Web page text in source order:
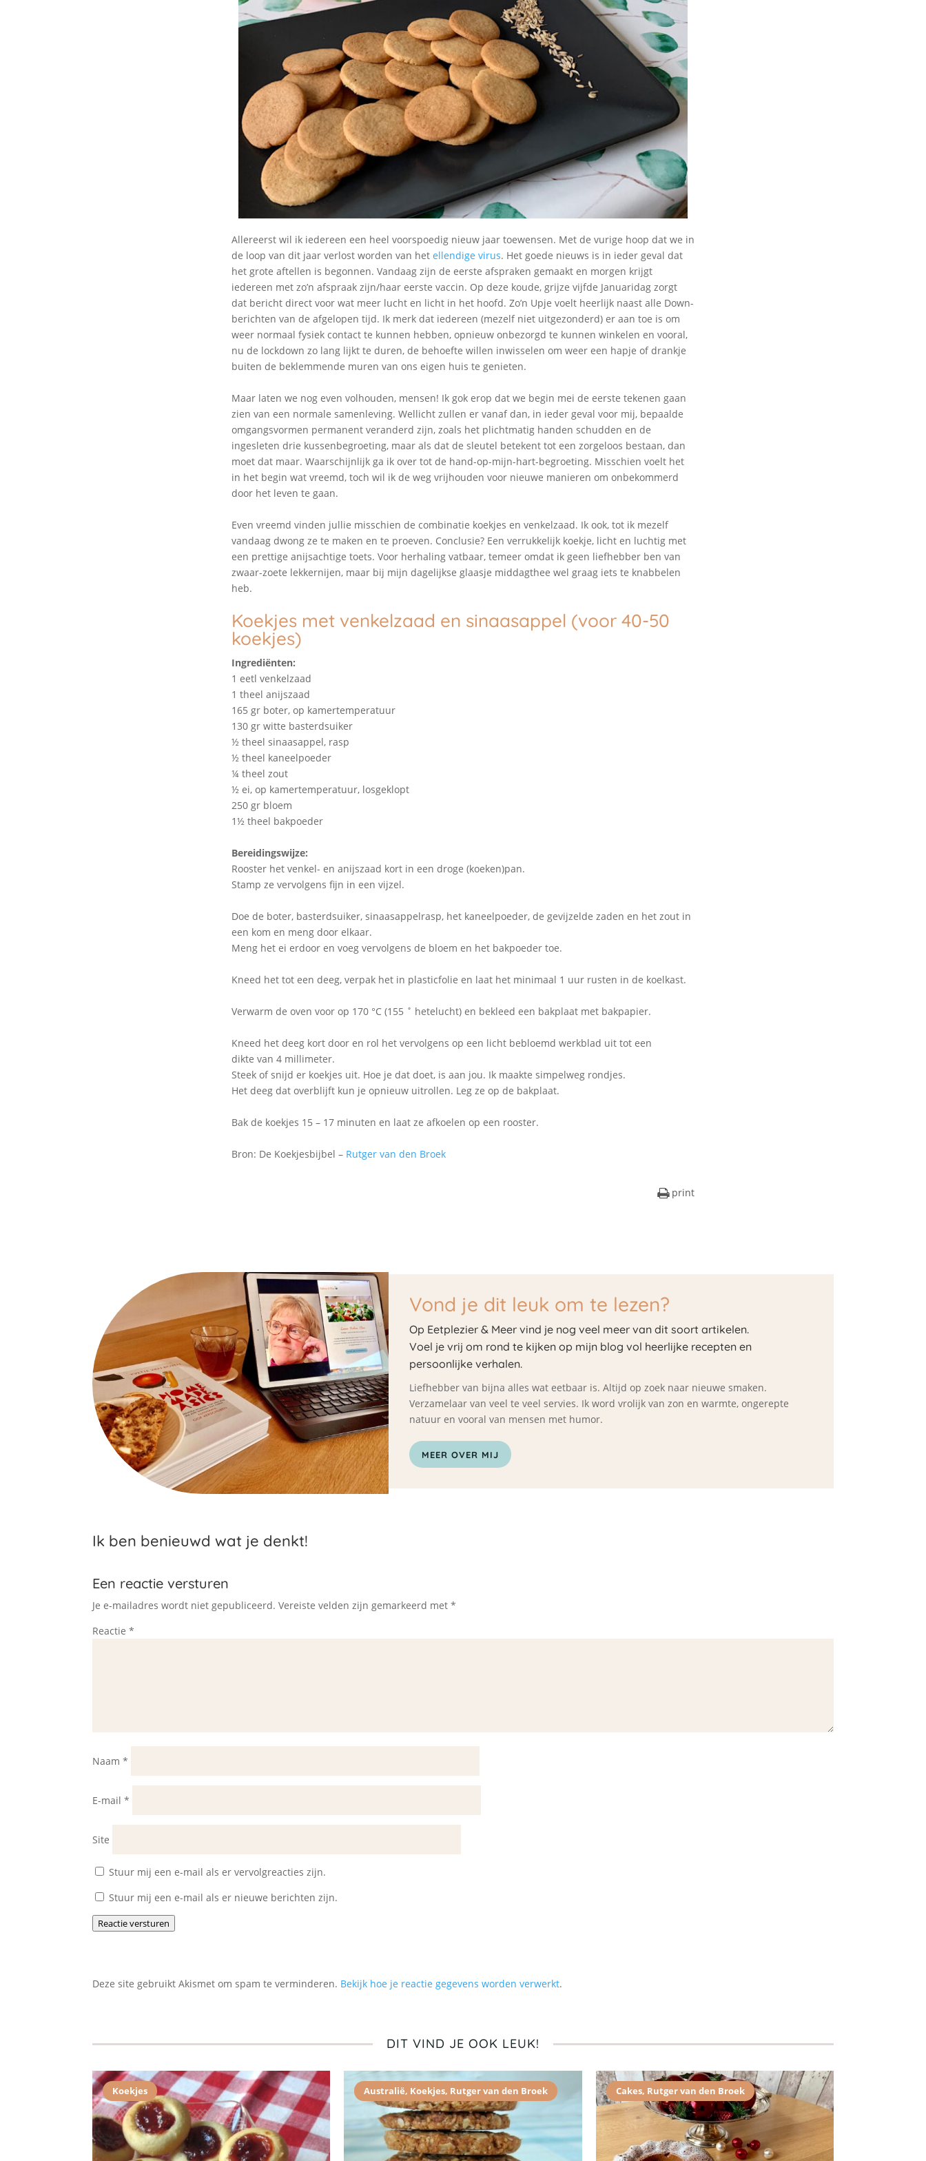
Allereerst wil ik iedereen een heel voorspoedig nieuw jaar toewensen. Met de vurige hoop dat we in
de loop van dit jaar verlost worden van het ellendige virus. Het goede nieuws is in ieder geval dat
het grote aftellen is begonnen. Vandaag zijn de eerste afspraken gemaakt en morgen krijgt
iedereen met zo’n afspraak zijn/haar eerste vaccin. Op deze koude, grijze vijfde Januaridag zorgt
dat bericht direct voor wat meer lucht en licht in het hoofd. Zo’n Upje voelt heerlijk naast alle Down-
berichten van de afgelopen tijd. Ik merk dat iedereen (mezelf niet uitgezonderd) er aan toe is om
weer normaal fysiek contact te kunnen hebben, opnieuw onbezorgd te kunnen winkelen en vooral,
nu de lockdown zo lang lijkt te duren, de behoefte willen inwisselen om weer een hapje of drankje
buiten de beklemmende muren van ons eigen huis te genieten.
Maar laten we nog even volhouden, mensen! Ik gok erop dat we begin mei de eerste tekenen gaan
zien van een normale samenleving. Wellicht zullen er vanaf dan, in ieder geval voor mij, bepaalde
omgangsvormen permanent veranderd zijn, zoals het plichtmatig handen schudden en de
ingesleten drie kussenbegroeting, maar als dat de sleutel betekent tot een zorgeloos bestaan, dan
moet dat maar. Waarschijnlijk ga ik over tot de hand-op-mijn-hart-begroeting. Misschien voelt het
in het begin wat vreemd, toch wil ik de weg vrijhouden voor nieuwe manieren om onbekommerd
door het leven te gaan.
Even vreemd vinden jullie misschien de combinatie koekjes en venkelzaad. Ik ook, tot ik mezelf
vandaag dwong ze te maken en te proeven. Conclusie? Een verrukkelijk koekje, licht en luchtig met
een prettige anijsachtige toets. Voor herhaling vatbaar, temeer omdat ik geen liefhebber ben van
zwaar-zoete lekkernijen, maar bij mijn dagelijkse glaasje middagthee wel graag iets te knabbelen
heb.
Koekjes met venkelzaad en sinaasappel (voor 40-50
koekjes)
Ingrediënten:
1 eetl venkelzaad
1 theel anijszaad
165 gr boter, op kamertemperatuur
130 gr witte basterdsuiker
½ theel sinaasappel, rasp
½ theel kaneelpoeder
¼ theel zout
½ ei, op kamertemperatuur, losgeklopt
250 gr bloem
1½ theel bakpoeder
Bereidingswijze:
Rooster het venkel- en anijszaad kort in een droge (koeken)pan.
Stamp ze vervolgens fijn in een vijzel.
Doe de boter, basterdsuiker, sinaasappelrasp, het kaneelpoeder, de gevijzelde zaden en het zout in
een kom en meng door elkaar.
Meng het ei erdoor en voeg vervolgens de bloem en het bakpoeder toe.
Kneed het tot een deeg, verpak het in plasticfolie en laat het minimaal 1 uur rusten in de koelkast.
Verwarm de oven voor op 170 °C (155 ˚ hetelucht) en bekleed een bakplaat met bakpapier.
Kneed het deeg kort door en rol het vervolgens op een licht bebloemd werkblad uit tot een
dikte van 4 millimeter.
Steek of snijd er koekjes uit. Hoe je dat doet, is aan jou. Ik maakte simpelweg rondjes.
Het deeg dat overblijft kun je opnieuw uitrollen. Leg ze op de bakplaat.
Bak de koekjes 15 – 17 minuten en laat ze afkoelen op een rooster.
Bron: De Koekjesbijbel – Rutger van den Broek
print
Vond je dit leuk om te lezen?
Op Eetplezier & Meer vind je nog veel meer van dit soort artikelen.
Voel je vrij om rond te kijken op mijn blog vol heerlijke recepten en
persoonlijke verhalen.
Liefhebber van bijna alles wat eetbaar is. Altijd op zoek naar nieuwe smaken.
Verzamelaar van veel te veel servies. Ik word vrolijk van zon en warmte, ongerepte
natuur en vooral van mensen met humor.
MEER OVER MIJ
Ik ben benieuwd wat je denkt!
Een reactie versturen
Je e-mailadres wordt niet gepubliceerd. Vereiste velden zijn gemarkeerd met*
Reactie*
Naam*
E-mail*
Site
Stuur mij een e-mail als er vervolgreacties zijn.
Stuur mij een e-mail als er nieuwe berichten zijn.
Reactie versturen
Deze site gebruikt Akismet om spam te verminderen. Bekijk hoe je reactie gegevens worden verwerkt.
DIT VIND JE OOK LEUK!
Koekjes Australië, Koekjes, Rutger van den Broek Cakes, Rutger van den Broek